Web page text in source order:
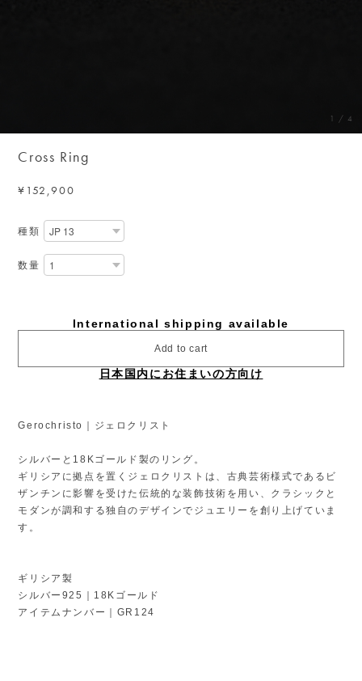
1 /4
Cross Ring
¥152,900
種類
数量
International shipping available
Add to cart
日本国内にお住まいの方向け
Gerochristo｜ジェロクリスト
シルバーと18Kゴールド製のリング。
ギリシアに拠点を置くジェロクリストは、古典芸術様式であるビ
ザンチンに影響を受けた伝統的な装飾技術を用い、クラシックと
モダンが調和する独自のデザインでジュエリーを創り上げていま
す。
ギリシア製
シルバー925｜18Kゴールド
アイテムナンバー｜GR124